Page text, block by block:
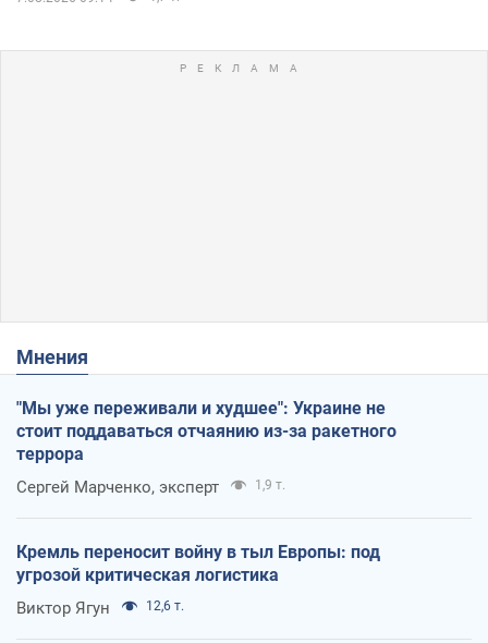
Мнения
"Мы уже переживали и худшее": Украине не
стоит поддаваться отчаянию из-за ракетного
террора
Сергей Марченко, эксперт 1,9 т.
Кремль переносит войну в тыл Европы: под
угрозой критическая логистика
Виктор Ягун 12,6 т.